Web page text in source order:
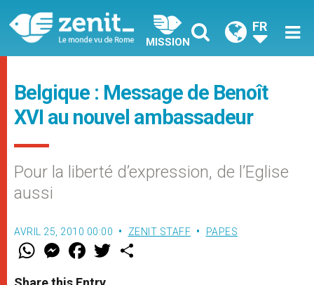
MISSION
FR
Belgique : Message de Benoît
XVI au nouvel ambassadeur
Pour la liberté d’expression, de l’Eglise
aussi
AVRIL 25, 2010 00:00 ZENIT STAFF PAPES
W
t
M
e
s
F
a
e
w